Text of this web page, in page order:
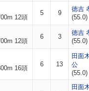
12頭
5 9
徳吉
(55.0)
12頭
6 3
徳吉
(55.0)
16頭
6 13
田面
公
(55.0)
田面